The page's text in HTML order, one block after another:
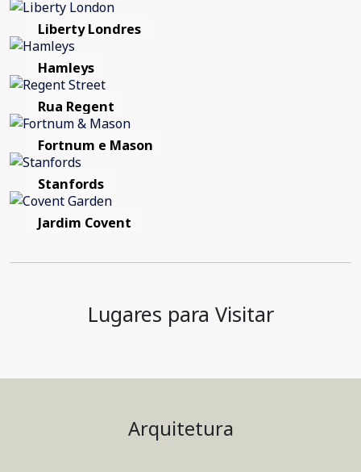
Liberty Londres
Hamleys
Rua Regent
Fortnum e Mason
Stanfords
Jardim Covent
Lugares para Visitar
Arquitetura